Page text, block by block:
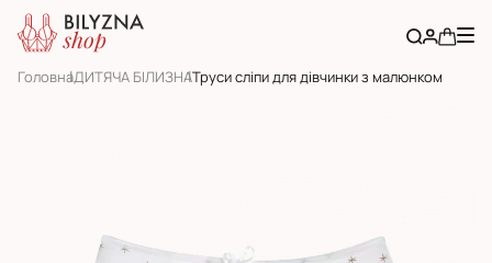
ГоловнаДИТЯЧА БІЛИЗНАТруси сліпи для дівчинки з малюнком